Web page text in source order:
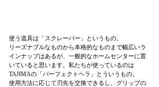
使う道具は「スクレーパー」というもの。
リーズナブルなものから本格的なものまで幅広いラ
インナップはあるが、一般的なホームセンターに置
いていると思います。私たちが使っているのは
TAJIMAの「パーフェクトヘラ」とういうもの。
使用方法に応じて刃先を交換できるし、グリップの